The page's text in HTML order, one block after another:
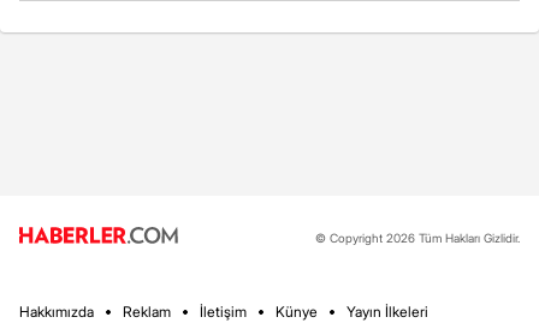
© Copyright 2026 Tüm Hakları Gizlidir.
Hakkımızda Reklam İletişim Künye Yayın İlkeleri